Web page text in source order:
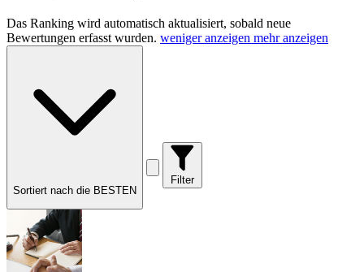
Das Ranking wird automatisch aktualisiert, sobald neue
Bewertungen erfasst wurden. weniger anzeigen mehr anzeigen
Sortiert nach die BESTEN
Filter